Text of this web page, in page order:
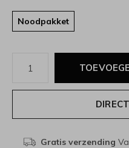
Noodpakket
Gratis verzending